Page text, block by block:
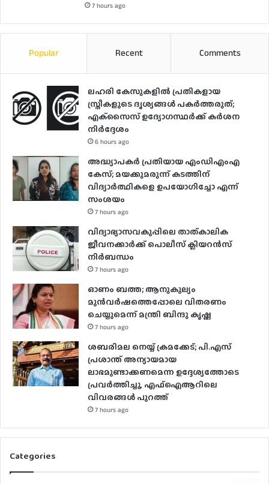
7 hours ago
Popular Recent Comments
ലഹരി കേസുകളിൽ പ്രതികളായ
സ്ത്രീകളുടെ ദൃശ്യങ്ങൾ പകർത്തരുത്;
എക്‌സൈസ് ഉദ്യോഗസ്ഥർക്ക് കർശന
നിർദ്ദേശം
6 hours ago
അദ്ധ്യാപകർ പ്രതിയായ എംഡിഎംഎ
കേസ്; മയക്കുമരുന്ന് കടത്തിന്
വിദ്യാർത്ഥികളെ ഉപയോ​ഗിച്ചോ എന്ന്
സംശയം
7 hours ago
വിദ്യാഭ്യാസവകുപ്പിലെ താത്കാലിക
ജീവനക്കാർക്ക് പൊലീസ് ക്ലിയറൻസ്
നിർബന്ധം
7 hours ago
ഓണം ബത്ത; ആനുകൂല്യം
മുൻവർഷത്തെപ്പോലെ വിതരണം
ചെയ്യുമെന്ന് മന്ത്രി ബിന്ദു കൃഷ്ണ
7 hours ago
ശബരിമല നെയ്യ് ക്രമക്കേട്; പി.എസ്
പ്രശാന്ത് അന്യായമായ
ലാഭമുണ്ടാക്കണമെന്ന ഉദ്ദേശ്യത്തോടെ
പ്രവർത്തിച്ചു, എഫ്ഐആറിലെ
വിവരങ്ങൾ പുറത്ത്
7 hours ago
Categories